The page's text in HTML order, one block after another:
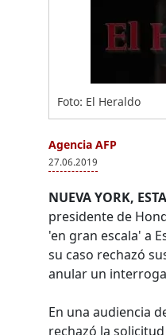
Foto: El Heraldo
Agencia AFP
27.06.2019
NUEVA YORK,
presidente de
'en gran escala' a
su caso rechazó
anular un
En una audiencia
rechazó la